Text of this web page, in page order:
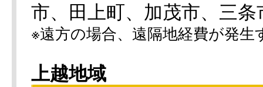
市、田上町、加茂市、三
※遠方の場合、遠隔地経費が発
上越地域